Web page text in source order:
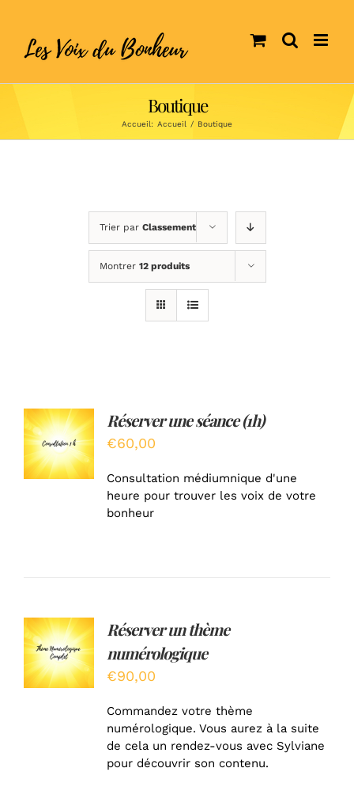
content
Boutique
Accueil: Accueil / Boutique
Trier par Classement
Montrer 12 produits
AJOUTER
AU
PANIER
/
DÉTAILS
Réserver une séance (1h)
€60,00
Consultation médiumnique d'une
heure pour trouver les voix de votre
bonheur
AJOUTER
AU
PANIER
/
DÉTAILS
Réserver un thème
numérologique
€90,00
Commandez votre thème
numérologique. Vous aurez à la suite
de cela un rendez-vous avec Sylviane
pour découvrir son contenu.